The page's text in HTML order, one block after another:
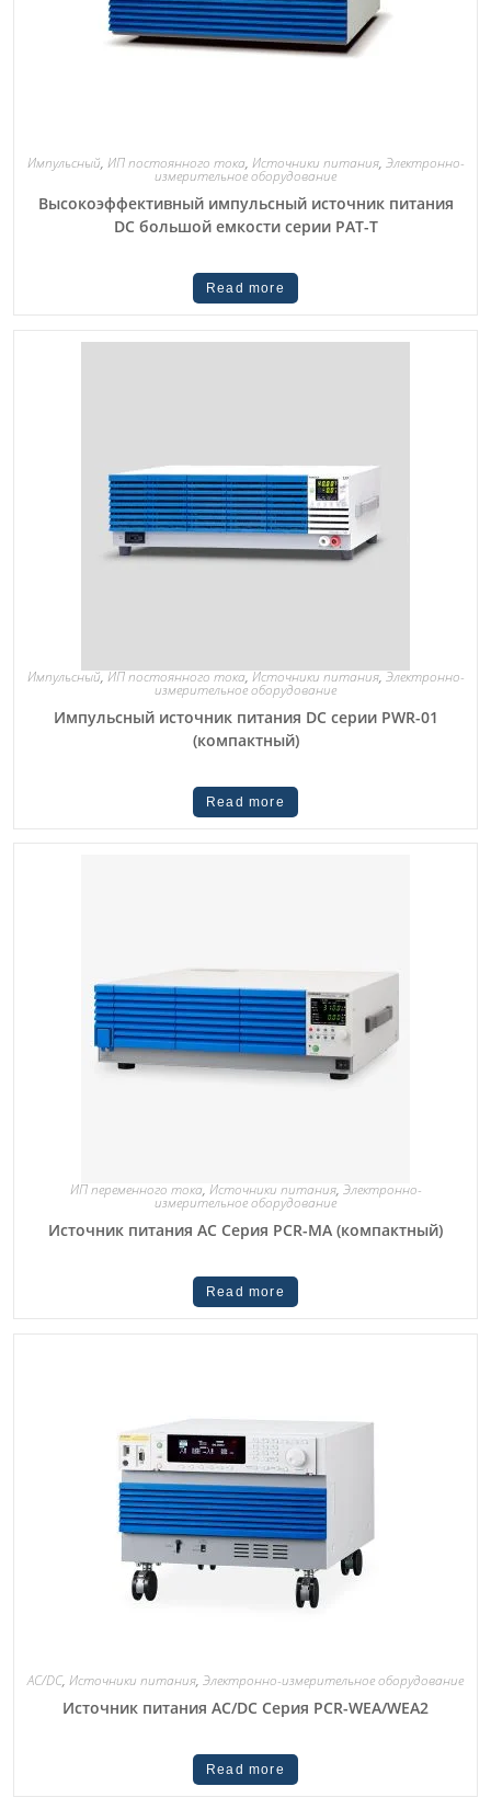
Импульсный, ИП постоянного тока, Источники питания, Электронно-
измерительное оборудование
Высокоэффективный импульсный источник питания
DC большой емкости серии PAT-T
Read more
Импульсный,ИП постоянного тока,Источники питания,Электронно-
измерительное оборудование
Импульсный источник питания DC серии PWR-01
(компактный)
Read more
ИП переменного тока, Источники питания, Электронно-
измерительное оборудование
Источник питания AC Серия PCR-MA (компактный)
Read more
AC/DC, Источники питания, Электронно-измерительное оборудование
Источник питания AC/DC Серия PCR-WEA/WEA2
Read more